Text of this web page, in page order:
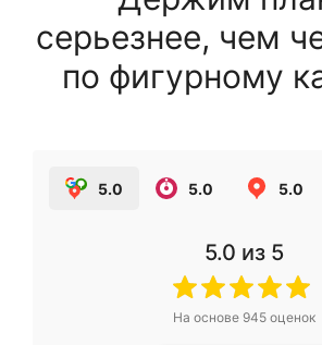
серьезнее, чем
по фигурному
5.0 5.0 5.0
5.0 из 5
На основе 945оценок